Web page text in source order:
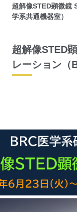
超解像STED顕微鏡
学系共通機器室）
超解像STED
レーション（